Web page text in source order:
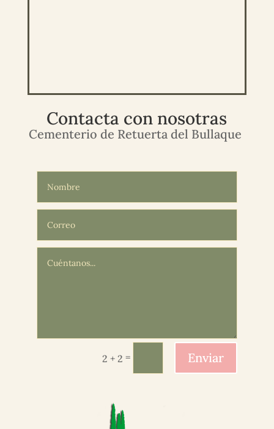
Contacta con nosotras
Cementerio de Retuerta del Bullaque
2 + 2 = Enviar